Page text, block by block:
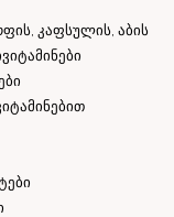
კაფსულის, აბის